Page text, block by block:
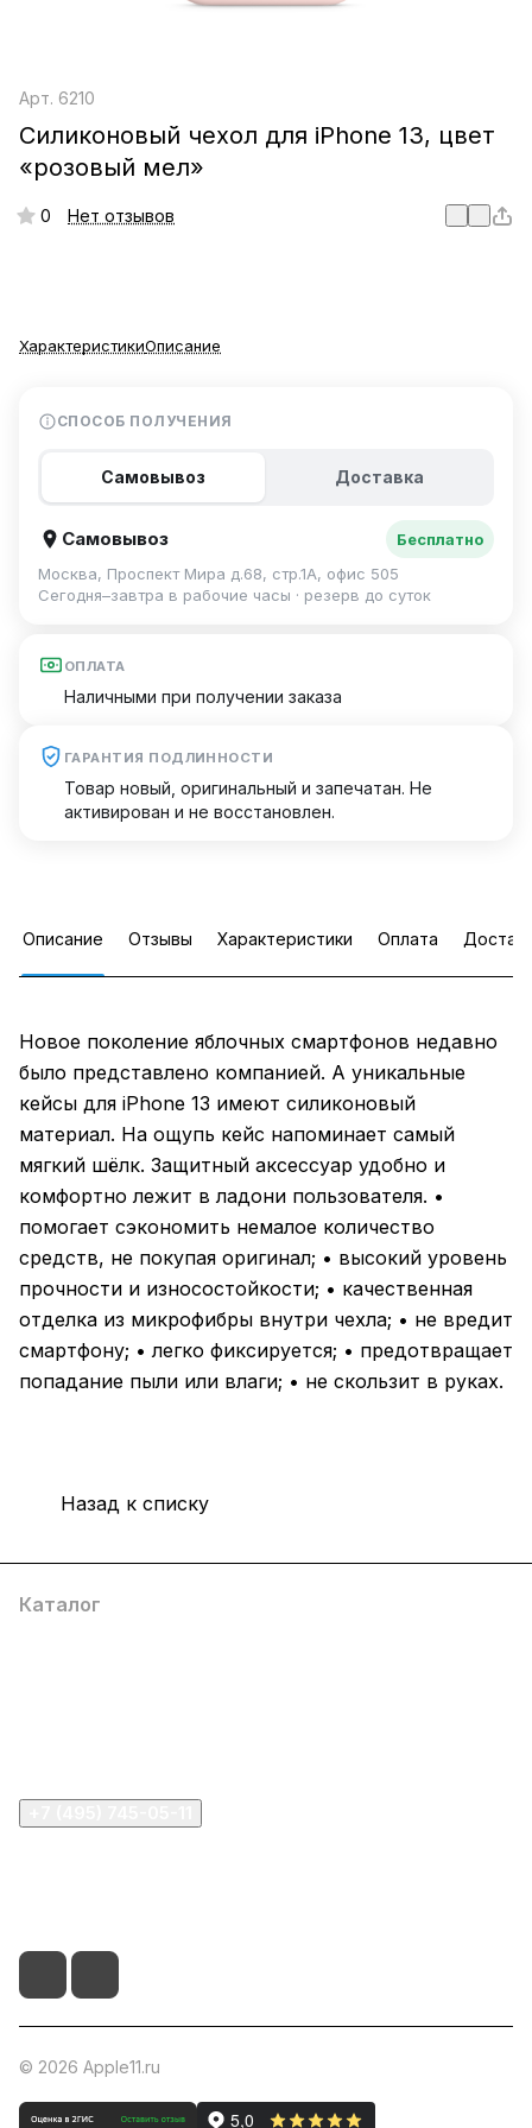
Арт. 6210
Силиконовый чехол для iPhone 13, цвет
«розовый мел»
0 Нет отзывов
ХарактеристикиОписание
СПОСОБ ПОЛУЧЕНИЯ
Самовывоз Доставка
Самовывоз
Бесплатно
Москва, Проспект Мира д.68, стр.1А, офис 505
Сегодня–завтра в рабочие часы · резерв до суток
ОПЛАТА
Наличными при получении заказа
ГАРАНТИЯ ПОДЛИННОСТИ
Товар новый, оригинальный и запечатан. Не
активирован и не восстановлен.
Описание Отзывы Характеристики Оплата
Новое поколение яблочных смартфонов недавно
было представлено компанией. А уникальные
кейсы для iPhone 13 имеют силиконовый
материал. На ощупь кейс напоминает самый
мягкий шёлк. Защитный аксессуар удобно и
комфортно лежит в ладони пользователя. •
помогает сэкономить немалое количество
средств, не покупая оригинал; • высокий уровень
прочности и износостойкости; • качественная
отделка из микрофибры внутри чехла; • не вредит
смартфону; • легко фиксируется; • предотвращает
попадание пыли или влаги; • не скользит в руках.
Назад к списку
Каталог
© 2026 Apple11.ru